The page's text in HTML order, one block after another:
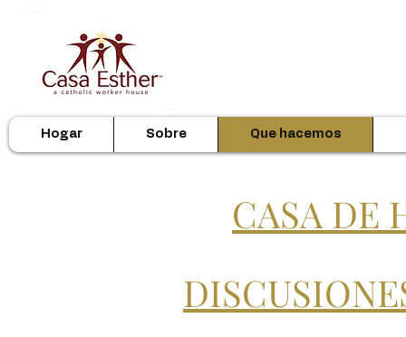
Hogar Sobre Que hacemos
CASA DE